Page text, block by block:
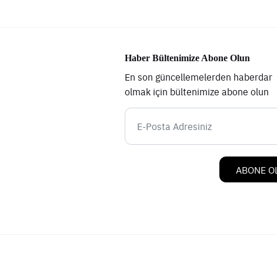
Haber Bültenimize Abone Olun
En son güncellemelerden haberdar
olmak için bültenimize abone olun
ABONE OL